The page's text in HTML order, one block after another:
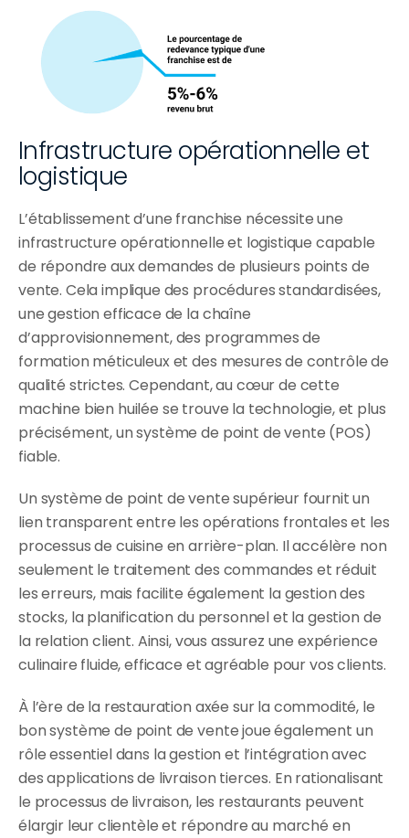
Infrastructure opérationnelle et
logistique
L’établissement d’une franchise nécessite une
infrastructure opérationnelle et logistique capable
de répondre aux demandes de plusieurs points de
vente. Cela implique des procédures standardisées,
une gestion efficace de la chaîne
d’approvisionnement, des programmes de
formation méticuleux et des mesures de contrôle de
qualité strictes. Cependant, au cœur de cette
machine bien huilée se trouve la technologie, et plus
précisément, un système de point de vente (POS)
fiable.
Un système de point de vente supérieur fournit un
lien transparent entre les opérations frontales et les
processus de cuisine en arrière-plan. Il accélère non
seulement le traitement des commandes et réduit
les erreurs, mais facilite également la gestion des
stocks, la planification du personnel et la gestion de
la relation client. Ainsi, vous assurez une expérience
culinaire fluide, efficace et agréable pour vos clients.
À l’ère de la restauration axée sur la commodité, le
bon système de point de vente joue également un
rôle essentiel dans la gestion et l’intégration avec
des applications de livraison tierces. En rationalisant
le processus de livraison, les restaurants peuvent
élargir leur clientèle et répondre au marché en